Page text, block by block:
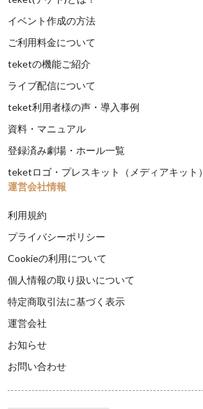
イベント作成の方法
ご利用料金について
teketの機能ご紹介
ライブ配信について
teket利用者様の声・導入事例
資料・マニュアル
登録済み劇場・ホール一覧
teketロゴ・プレスキット（メディアキット）
運営会社情報
利用規約
プライバシーポリシー
Cookieの利用について
個人情報の取り扱いについて
特定商取引法に基づく表示
運営会社
お知らせ
お問い合わせ